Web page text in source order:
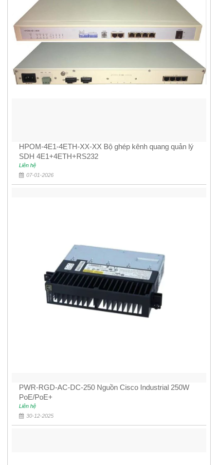
HPOM-4E1-4ETH-XX-XX Bộ ghép kênh quang quản lý
SDH 4E1+4ETH+RS232
Liên hệ
07-01-2026
PWR-RGD-AC-DC-250 Nguồn Cisco Industrial 250W
PoE/PoE+
Liên hệ
30-12-2025